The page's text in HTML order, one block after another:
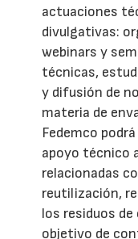
actuaciones
divulgativas:
webinars y
técnicas,
y difusión de
materia de
Fedemco
apoyo técnico
relacionadas
reutilización,
los residuos de
objetivo de